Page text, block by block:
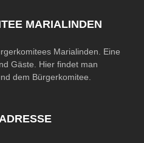
MARIALINDEN
Marialinden. Eine
Gäste. Hier findet man
dem Bürgerkomitee.